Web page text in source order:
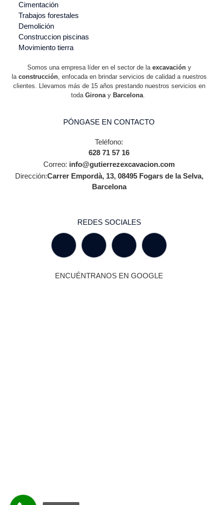
Cimentación
Trabajos forestales
Demolición
Construccion piscinas
Movimiento tierra
Somos una empresa líder en el sector de la excavacióny
la construcción, enfocada en brindar servicios de calidad a nuestros
clientes. Llevamos más de 15 años prestando nuestros servicios en
toda Gironay Barcelona.
PÓNGASE EN CONTACTO
Teléfono:
628 71 57 16
Correo: info@gutierrezexcavacion.com
Dirección:Carrer Empordà, 13, 08495 Fogars de la Selva,
Barcelona
REDES SOCIALES
ENCUÉNTRANOS EN GOOGLE